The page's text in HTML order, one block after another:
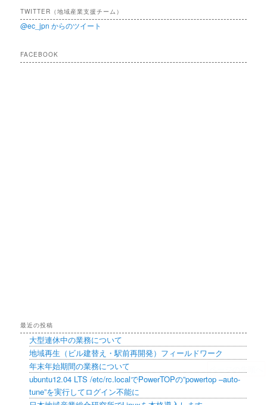
TWITTER（地域産業支援チーム）
@ec_jpn からのツイート
FACEBOOK
最近の投稿
大型連休中の業務について
地域再生（ビル建替え・駅前再開発）フィールドワーク
年末年始期間の業務について
ubuntu12.04 LTS /etc/rc.localでPowerTOPの”powertop –auto-
tune”を実行してログイン不能に